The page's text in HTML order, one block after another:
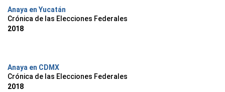
Anaya en Yucatán
Crónica de las Elecciones Federales
2018
Anaya en CDMX
Crónica de las Elecciones Federales
2018